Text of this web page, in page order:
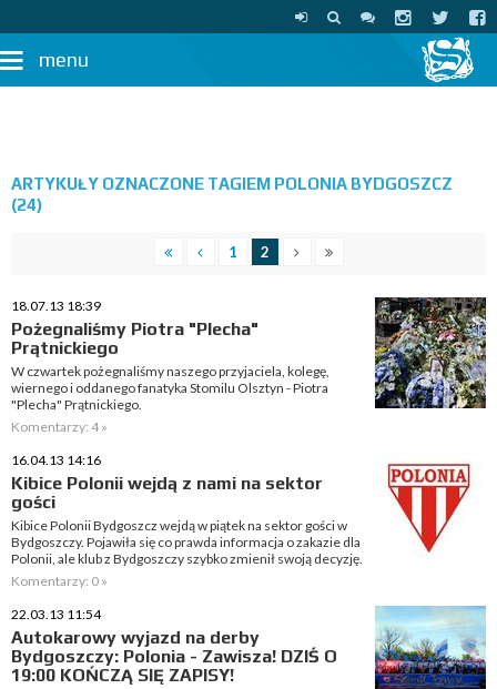
menu
ARTYKUŁY OZNACZONE TAGIEM POLONIA BYDGOSZCZ
(24)
1 2
18.07.13 18:39
Pożegnaliśmy Piotra "Plecha"
Prątnickiego
W czwartek pożegnaliśmy naszego przyjaciela, kolegę,
wiernego i oddanego fanatyka Stomilu Olsztyn - Piotra
"Plecha" Prątnickiego.
Komentarzy: 4 »
16.04.13 14:16
Kibice Polonii wejdą z nami na sektor
gości
Kibice Polonii Bydgoszcz wejdą w piątek na sektor gości w
Bydgoszczy. Pojawiła się co prawda informacja o zakazie dla
Polonii, ale klub z Bydgoszczy szybko zmienił swoją decyzję.
Komentarzy: 0 »
22.03.13 11:54
Autokarowy wyjazd na derby
Bydgoszczy: Polonia - Zawisza! DZIŚ O
19:00 KOŃCZĄ SIĘ ZAPISY!